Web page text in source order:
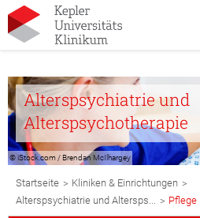
Alterspsychiatrie und
Alterspsychotherapie
© iStock.com / Brendan McIlhargey
Breadcrumb
Navigation
Startseite > Kliniken & Einrichtungen >
Alterspsychiatrie und Altersps... > Pflege